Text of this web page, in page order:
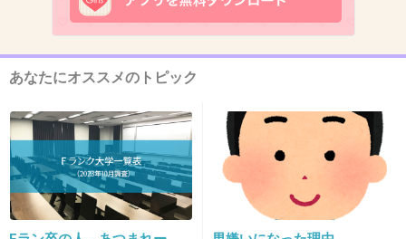
ぇ！俺ヤバイ！俺まじすっごい！』
ってチーム戦のサッカーの選手でやっちゃいけ
ないんじゃ・・・」
などという突っ込みも。
確かに。笑ったw
あなたにオススメのトピック